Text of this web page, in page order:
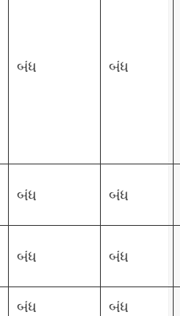
બંધ બંધ
બંધ બંધ
બંધ બંધ
બંધ બંધ